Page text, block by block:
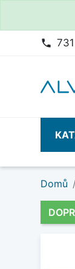
phone
Domů